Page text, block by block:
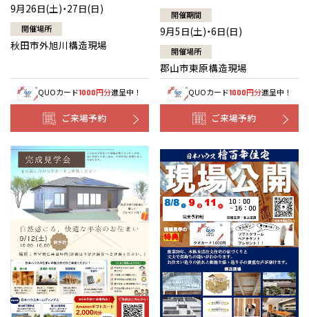
9月26日(土)・27日(日)
開催場所
秋田市外旭川構造現場
QUOカード1000円分進呈中！
ご来場予約
開催期間
9月5日(土)・6日(日)
開催場所
郡山市東原構造現場
QUOカード1000円分進呈中！
ご来場予約